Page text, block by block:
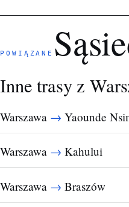
POWIĄZANE
Inne trasy z
Warszawa → Yaounde
Warszawa → Kahului
Warszawa → Braszów